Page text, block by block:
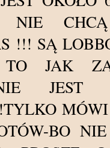
NIE
!!! SĄ
TO JAK
NIE JEST
BO